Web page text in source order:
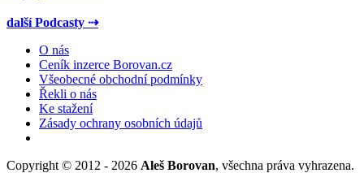
další Podcasty ⇢
O nás
Ceník inzerce Borovan.cz
Všeobecné obchodní podmínky
Řekli o nás
Ke stažení
Zásady ochrany osobních údajů
Copyright © 2012 - 2026 Aleš Borovan, všechna práva vyhrazena.